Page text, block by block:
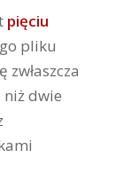
pięciu
pliku
zwłaszcza
niż dwie